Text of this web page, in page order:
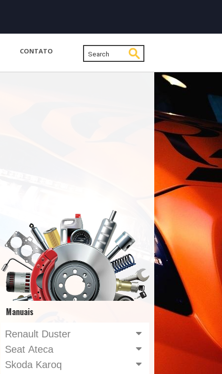
CONTATO
Manuais
Renault Duster
Seat Ateca
Skoda Karoq